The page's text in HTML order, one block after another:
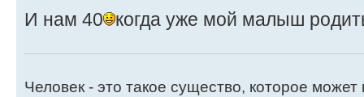
И нам 40 когда уже мой малыш
Человек - это такое существо, которое